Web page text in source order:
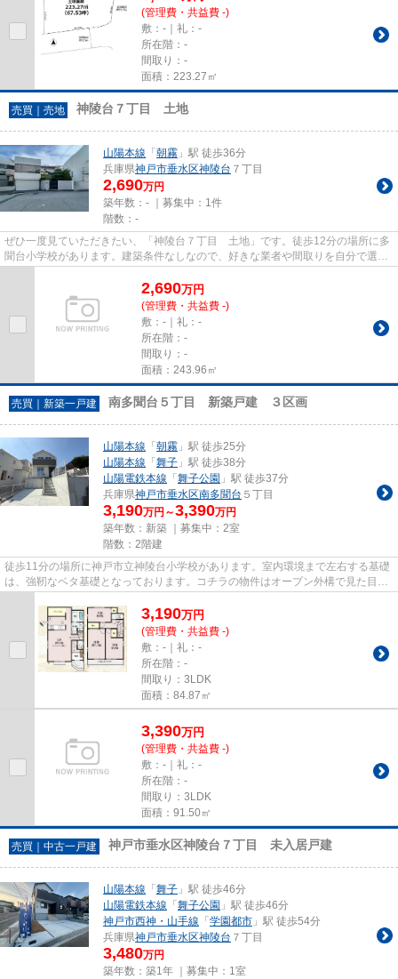
(管理費・共益費 -)
敷：-｜礼：-
所在階：-
間取り：-
面積：223.27㎡
売買｜売地 神陵台７丁目 土地
山陽本線 「 朝霧 」駅 徒歩36分
兵庫県神戸市垂水区神陵台 ７丁目
2,690万円
築年数：- ｜募集中： 1件
階数：-
ぜひ一度見ていただきたい、「神陵台７丁目 土地」です。徒歩12分の場所に多
聞台小学校があります。建築条件なしなので、好きな業者や間取りを自分で選ぶ
2,690万円
(管理費・共益費 -)
敷：-｜礼：-
所在階：-
間取り：-
面積：243.96㎡
売買｜新築一戸建 南多聞台５丁目 新築戸建 ３区画
山陽本線 「 朝霧 」駅 徒歩25分
山陽本線 「 舞子 」駅 徒歩38分
山陽電鉄本線 「 舞子公園 」駅 徒歩37分
兵庫県神戸市垂水区南多聞台 ５丁目
3,190万円～3,390万円
築年数：新築 ｜募集中： 2室
階数：2階建
徒歩11分の場所に神戸市立神陵台小学校があります。室内環境まで左右する基礎
は、強靭なベタ基礎となっております。コチラの物件はオープン外構で見た目も
3,190万円
(管理費・共益費 -)
敷：-｜礼：-
所在階：-
間取り：3LDK
面積：84.87㎡
3,390万円
(管理費・共益費 -)
敷：-｜礼：-
所在階：-
間取り：3LDK
面積：91.50㎡
売買｜中古一戸建 神戸市垂水区神陵台７丁目 未入居戸建
山陽本線 「 舞子 」駅 徒歩46分
山陽電鉄本線 「 舞子公園 」駅 徒歩46分
神戸市西神・山手線 「 学園都市 」駅 徒歩54分
兵庫県神戸市垂水区神陵台 ７丁目
3,480万円
築年数：築1年 ｜募集中： 1室